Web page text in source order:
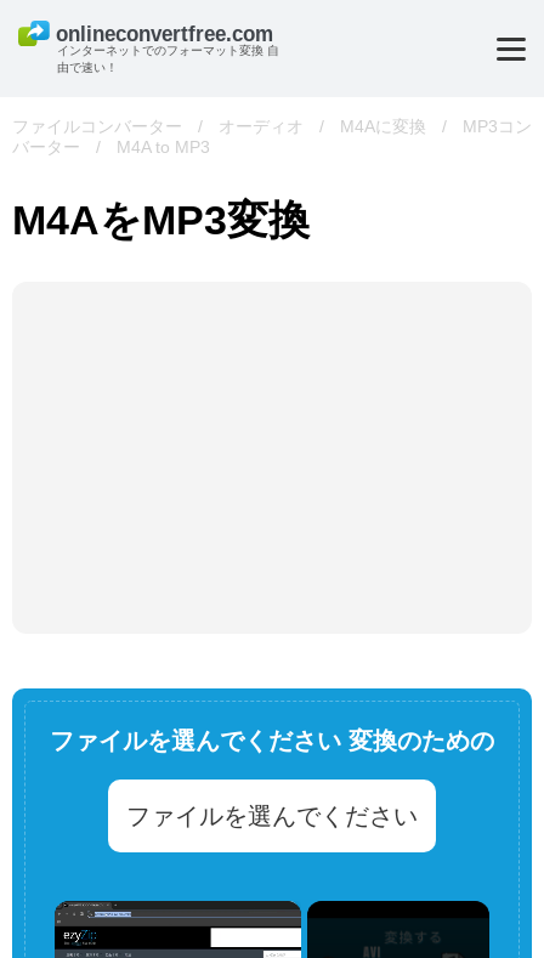
インターネットでのフォーマット変換 自
由で速い！
ファイルコンバーター / オーディオ / M4Aに変換 /
MP3コン
バーター
/ M4A to MP3
M4AをMP3変換
ファイルを選んでください 変換のための
ファイルを選んでください
×